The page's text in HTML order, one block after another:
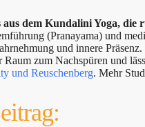
dem Kundalini Yoga,
(Pranayama) und
und innere
Raum zum Nachspüren und
und Reuschenberg. Mehr